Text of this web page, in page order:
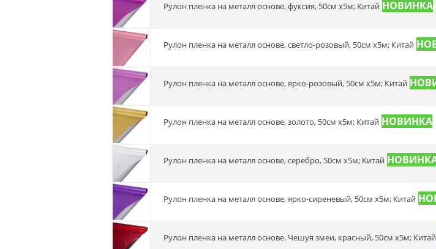
Рулон пленка на металл основе, фуксия, 50см х5м; Китай
Рулон пленка на металл основе, светло-розовый, 50см х5м; Китай
Рулон пленка на металл основе, ярко-розовый, 50см х5м; Китай
Рулон пленка на металл основе, золото, 50см х5м; Китай
Рулон пленка на металл основе, серебро, 50см х5м; Китай
Рулон пленка на металл основе, ярко-сиреневый, 50см х5м; Китай
Рулон пленка на металл основе. Чешуя змеи, красный, 50см х5м; Китай